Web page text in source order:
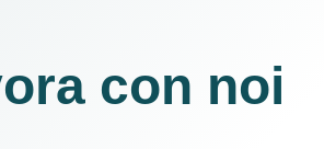
con noi